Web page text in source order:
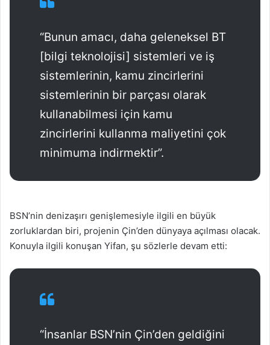
“Bunun amacı, daha geleneksel BT
[bilgi teknolojisi] sistemleri ve iş
sistemlerinin, kamu zincirlerini
sistemlerinin bir parçası olarak
kullanabilmesi için kamu
zincirlerini kullanma maliyetini çok
minimuma indirmektir”.
BSN’nin denizaşırı genişlemesiyle ilgili en büyük
zorluklardan biri, projenin Çin’den dünyaya açılması olacak.
Konuyla ilgili konuşan Yifan, şu sözlerle devam etti:
“İnsanlar BSN’nin Çin’den geldiğini